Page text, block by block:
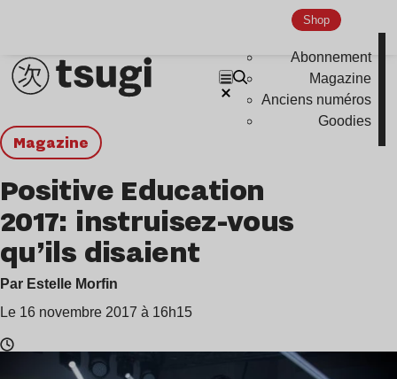
Shop
Abonnement
Magazine
Anciens numéros
Goodies
magazine
Positive Education
2017: instruisez-vous
qu’ils disaient
Par Estelle Morfin
Le 16 novembre 2017 à 16h15